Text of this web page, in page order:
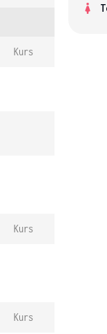
Kurs
Kurs
Kurs